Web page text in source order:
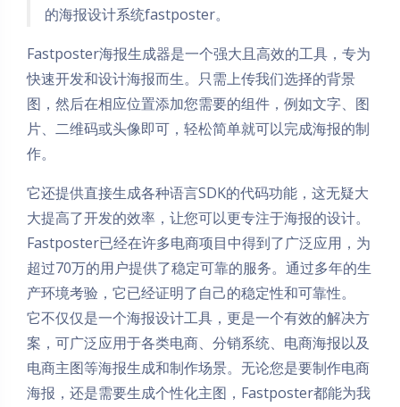
的海报设计系统fastposter。
Fastposter海报生成器是一个强大且高效的工具，专为
快速开发和设计海报而生。只需上传我们选择的背景
图，然后在相应位置添加您需要的组件，例如文字、图
片、二维码或头像即可，轻松简单就可以完成海报的制
作。
它还提供直接生成各种语言SDK的代码功能，这无疑大
大提高了开发的效率，让您可以更专注于海报的设计。
Fastposter已经在许多电商项目中得到了广泛应用，为
超过70万的用户提供了稳定可靠的服务。通过多年的生
产环境考验，它已经证明了自己的稳定性和可靠性。
它不仅仅是一个海报设计工具，更是一个有效的解决方
案，可广泛应用于各类电商、分销系统、电商海报以及
电商主图等海报生成和制作场景。无论您是要制作电商
海报，还是需要生成个性化主图，Fastposter都能为我